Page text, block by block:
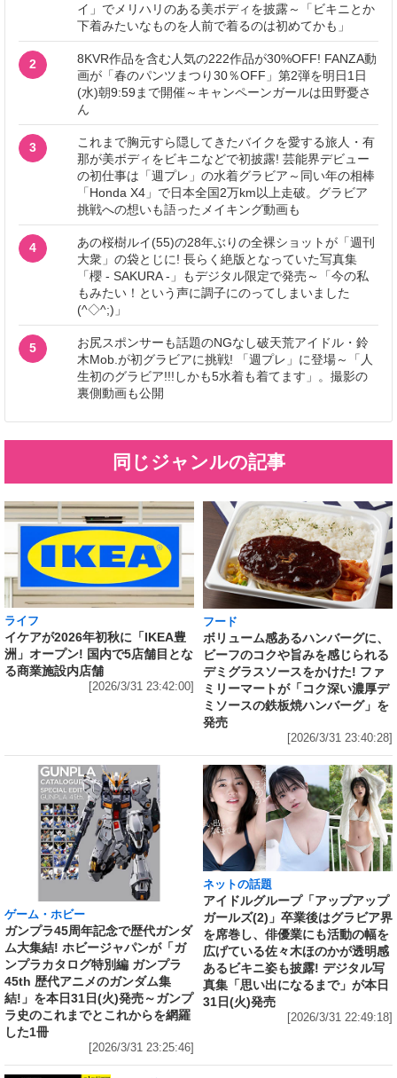
イ」でメリハリのある美ボディを披露～「ビキニとか
下着みたいなものを人前で着るのは初めてかも」
2
8KVR作品を含む人気の222作品が30%OFF! FANZA動
画が「春のパンツまつり30％OFF」第2弾を明日1日
(水)朝9:59まで開催～キャンペーンガールは田野憂さ
ん
3
これまで胸元すら隠してきたバイクを愛する旅人・有
那が美ボディをビキニなどで初披露! 芸能界デビュー
の初仕事は「週プレ」の水着グラビア～同い年の相棒
「Honda X4」で日本全国2万km以上走破。グラビア
挑戦への想いも語ったメイキング動画も
4
あの桜樹ルイ(55)の28年ぶりの全裸ショットが「週刊
大衆」の袋とじに! 長らく絶版となっていた写真集
「櫻 - SAKURA -」もデジタル限定で発売～「今の私
もみたい！という声に調子にのってしまいました
(^◇^;)」
5
お尻スポンサーも話題のNGなし破天荒アイドル・鈴
木Mob.が初グラビアに挑戦! 「週プレ」に登場～「人
生初のグラビア!!!しかも5水着も着てます」。撮影の
裏側動画も公開
同じジャンルの記事
ライフ
イケアが2026年初秋に「IKEA豊
洲」オープン! 国内で5店舗目とな
る商業施設内店舗
[2026/3/31 23:42:00]
フード
ボリューム感あるハンバーグに、
ビーフのコクや旨みを感じられる
デミグラスソースをかけた! ファ
ミリーマートが「コク深い濃厚デ
ミソースの鉄板焼ハンバーグ」を
発売
[2026/3/31 23:40:28]
ゲーム・ホビー
ガンプラ45周年記念で歴代ガンダ
ム大集結! ホビージャパンが「ガ
ンプラカタログ特別編 ガンプラ
45th 歴代アニメのガンダム集
結!」を本日31日(火)発売～ガンプ
ラ史のこれまでとこれからを網羅
した1冊
[2026/3/31 23:25:46]
ネットの話題
アイドルグループ「アップアップ
ガールズ(2)」卒業後はグラビア界
を席巻し、俳優業にも活動の幅を
広げている佐々木ほのかが透明感
あるビキニ姿も披露! デジタル写
真集「思い出になるまで」が本日
31日(火)発売
[2026/3/31 22:49:18]